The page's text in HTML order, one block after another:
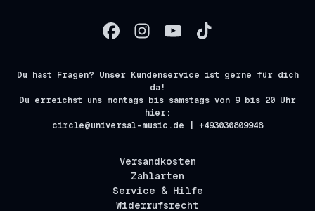
Du hast Fragen? Unser Kundenservice ist gerne für dich
da!
Du erreichst uns montags bis samstags von 9 bis 20 Uhr
hier:
circle@universal-music.de | +493030809948
Versandkosten
Zahlarten
Service & Hilfe
Widerrufsrecht